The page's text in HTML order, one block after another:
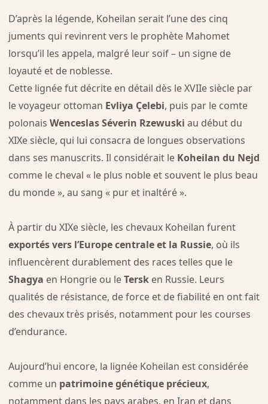
D’après la légende, Koheilan serait l’une des cinq
juments qui revinrent vers le prophète Mahomet
lorsqu’il les appela, malgré leur soif – un signe de
loyauté et de noblesse.
Cette lignée fut décrite en détail dès le XVIIe siècle par
le voyageur ottoman Evliya Çelebi, puis par le comte
polonais Wenceslas Séverin Rzewuski au début du
XIXe siècle, qui lui consacra de longues observations
dans ses manuscrits. Il considérait le Koheilan du Nejd
comme le cheval « le plus noble et souvent le plus beau
du monde », au sang « pur et inaltéré ».
À partir du XIXe siècle, les chevaux Koheilan furent
exportés vers l’Europe centrale et la Russie, où ils
influencèrent durablement des races telles que le
Shagya en Hongrie ou leTersken Russie. Leurs
qualités de résistance, de force et de fiabilité en ont fait
des chevaux très prisés, notamment pour les courses
d’endurance.
Aujourd’hui encore, la lignée Koheilan est considérée
comme un patrimoine génétique précieux,
notamment dans les pays arabes, en Iran et dans